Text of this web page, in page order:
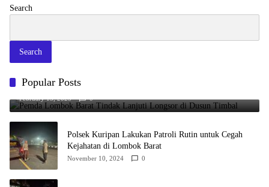
Search
Search
Popular Posts
Pemda Lombok Barat Tindak Lanjuti Longsor di Dusun Timbal
February 13, 2025 0
Polsek Kuripan Lakukan Patroli Rutin untuk Cegah
Kejahatan di Lombok Barat
November 10, 2024 0